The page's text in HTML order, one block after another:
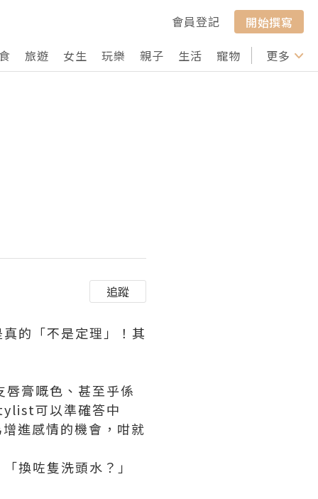
會員登記
開始撰寫
旅遊 女生 玩樂 親子 生活 寵物 行山 打卡
更多
追蹤
的「不是定理」！其
膏嘅色、甚至乎係
可以準確答中
進感情的機會，咁就
換咗隻洗頭水？」